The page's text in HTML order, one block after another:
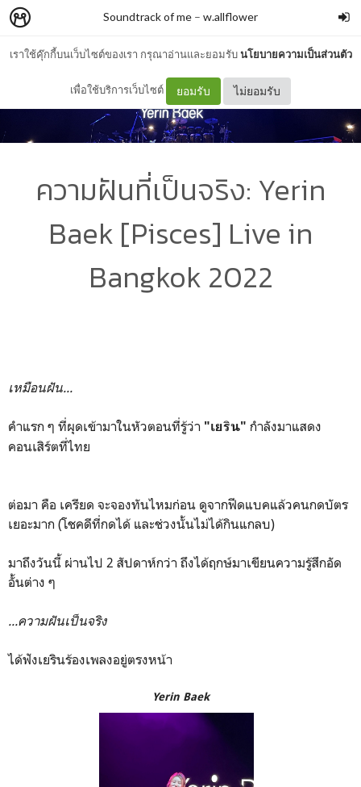
เราใช้คุ๊กกี้บนเว็บไซต์ของเรา กรุณาอ่านและยอมรับนโยบายความเป็นส่วนตัว
เพื่อใช้บริการเว็บไซต์ ยอมรับ ไม่ยอมรับ
Soundtrack of me – w.allflower
ความฝันที่เป็นจริง: Yerin
Baek [Pisces] Live in
Bangkok 2022
เหมือนฝัน...
คำแรก ๆ ที่ผุดเข้ามาในหัวตอนที่รู้ว่า "เยริน" กำลังมาแสดง
คอนเสิร์ตที่ไทย
ต่อมา คือ เครียด จะจองทันไหมก่อน ดูจากฟีดแบคแล้วคนกดบัตร
เยอะมาก (โชคดีที่กดได้ และช่วงนั้นไม่ได้กินแกลบ)
มาถึงวันนี้ ผ่านไป 2 สัปดาห์กว่า ถึงได้ฤกษ์มาเขียนความรู้สึกอัด
อั้นต่าง ๆ
...ความฝันเป็นจริง
ได้ฟังเยรินร้องเพลงอยู่ตรงหน้า
Yerin Baek